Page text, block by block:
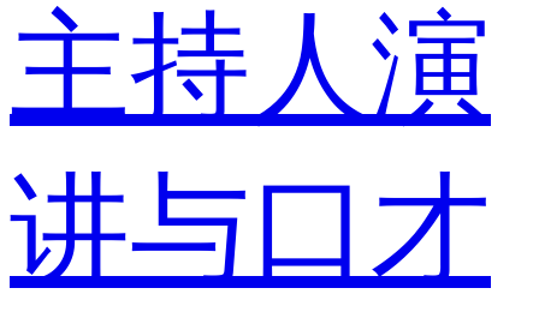
主持人演
讲与口才